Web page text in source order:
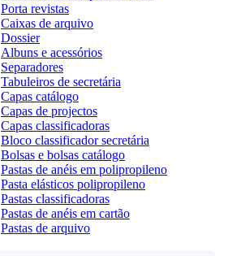
Porta revistas
Caixas de arquivo
Dossier
Albuns e acessórios
Separadores
Tabuleiros de secretária
Capas catálogo
Capas de projectos
Capas classificadoras
Bloco classificador secretária
Bolsas e bolsas catálogo
Pastas de anéis em polipropileno
Pasta elásticos polipropileno
Pastas classificadoras
Pastas de anéis em cartão
Pastas de arquivo